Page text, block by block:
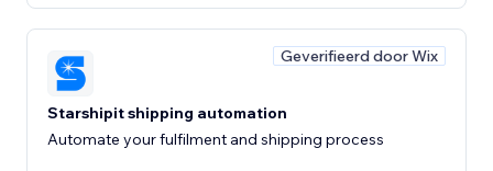
Geverifieerd door Wix
Starshipit shipping automation
Automate your fulfilment and shipping process